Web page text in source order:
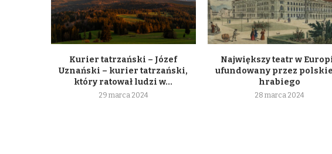
Kurier tatrzański – Józef
Uznański – kurier tatrzański,
który ratował ludzi w...
29 marca 2024
Największy teatr w
ufundowany przez
hrabiego
28 marca 2024